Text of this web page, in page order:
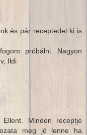
és pár receptedet ki is
próbálni. Nagyon
Ildi
Minden receptje
meg jó lenne ha